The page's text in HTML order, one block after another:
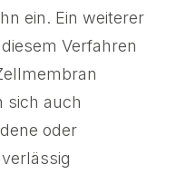
ein. Ein weiterer
Verfahren
sich auch
oder